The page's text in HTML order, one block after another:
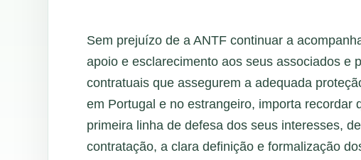
Sem prejuízo de a ANTF continuar a
apoio e esclarecimento aos seus associados e
contratuais que assegurem a adequada
em Portugal e no estrangeiro, importa recordar
primeira linha de defesa dos seus interesses,
contratação, a clara definição e formalização